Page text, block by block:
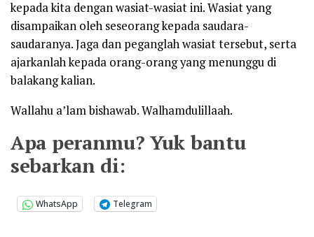
kepada kita dengan wasiat-wasiat ini. Wasiat yang
disampaikan oleh seseorang kepada saudara-
saudaranya. Jaga dan peganglah wasiat tersebut, serta
ajarkanlah kepada orang-orang yang menunggu di
balakang kalian.
Wallahu a’lam bishawab. Walhamdulillaah.
Apa peranmu? Yuk bantu
sebarkan di:
WhatsApp Telegram